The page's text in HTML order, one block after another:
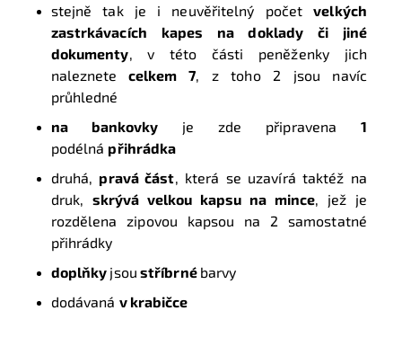
stejně tak je i neuvěřitelný početvelkých
zastrkávacích kapes na doklady či jiné
dokumenty , v této části peněženky jich
naleznete celkem 7 , z toho 2 jsou navíc
průhledné
na bankovky je zde připravena 1
podélná přihrádka
druhá, pravá část , která se uzavírá taktéž na
druk, skrývá velkou kapsu na mince , jež je
rozdělena zipovou kapsou na 2 samostatné
přihrádky
doplňky jsou stříbrné barvy
dodávaná v krabičce